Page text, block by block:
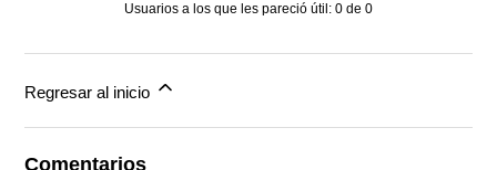
Usuarios a los que les pareció útil: 0 de 0
Regresar al inicio
Comentarios